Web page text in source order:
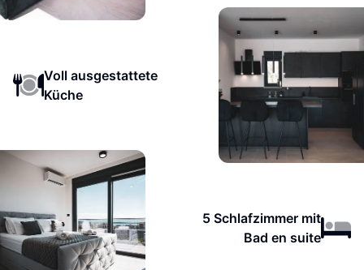
Voll ausgestattete
Küche
5 Schlafzimmer mit
Bad en suite